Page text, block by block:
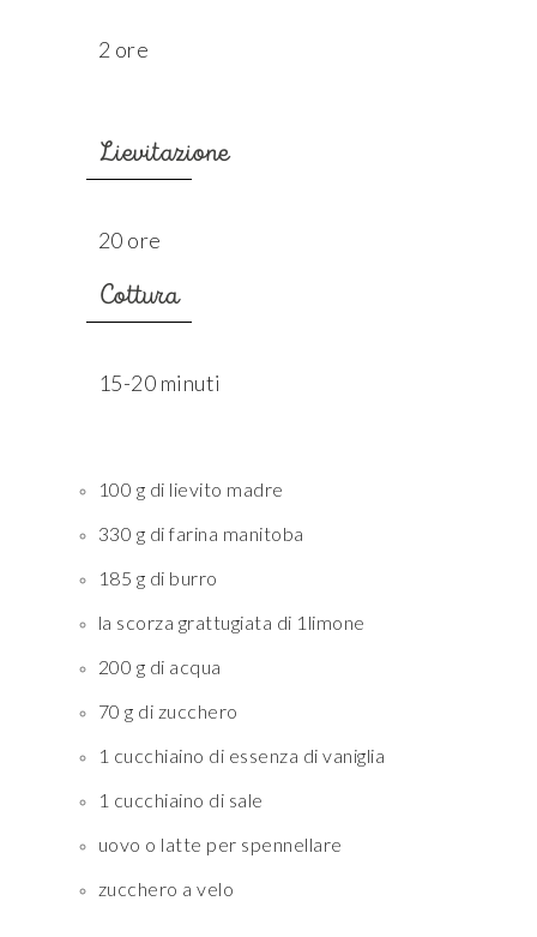
2 ore
Lievitazione
20 ore
Cottura
15-20 minuti
100 g di lievito madre
330 g di farina manitoba
185 g di burro
la scorza grattugiata di 1limone
200 g di acqua
70 g di zucchero
1 cucchiaino di essenza di vaniglia
1 cucchiaino di sale
uovo o latte per spennellare
zucchero a velo